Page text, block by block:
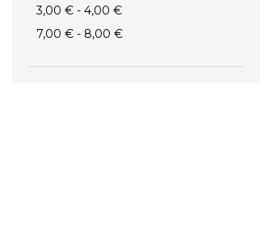
3,00 € - 4,00 €
7,00 € - 8,00 €